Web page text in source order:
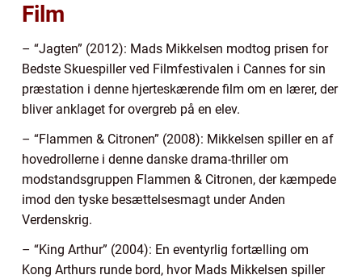
Film
– “Jagten” (2012): Mads Mikkelsen modtog prisen for
Bedste Skuespiller ved Filmfestivalen i Cannes for sin
præstation i denne hjerteskærende film om en lærer, der
bliver anklaget for overgreb på en elev.
– “Flammen & Citronen” (2008): Mikkelsen spiller en af
hovedrollerne i denne danske drama-thriller om
modstandsgruppen Flammen & Citronen, der kæmpede
imod den tyske besættelsesmagt under Anden
Verdenskrig.
– “King Arthur” (2004): En eventyrlig fortælling om
Kong Arthurs runde bord, hvor Mads Mikkelsen spiller